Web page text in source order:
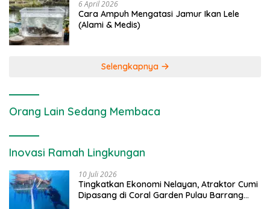
6 April 2026
Cara Ampuh Mengatasi Jamur Ikan Lele
(Alami & Medis)
Selengkapnya
Orang Lain Sedang Membaca
Inovasi Ramah Lingkungan
10 Juli 2026
Tingkatkan Ekonomi Nelayan, Atraktor Cumi
Dipasang di Coral Garden Pulau Barrang